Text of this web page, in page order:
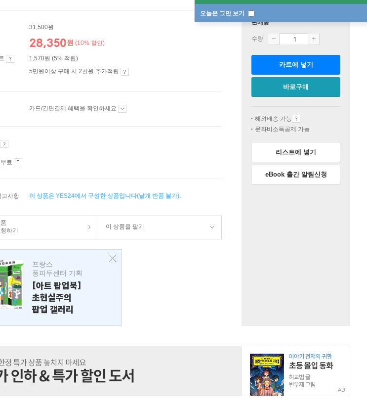
오늘은 그만 보기
31,500원
28,350원 (10% 할인)
1,570원 (5% 적립)
5만원이상 구매 시 2천원 추가적립
카드/간편결제 혜택을 확인하세요
료
고사항 이 상품은 YES24에서 구성한 상품입니다(낱개 반품 불가).
하기
이 상품을 팔기
프랑스
퐁피두센터 기획
[아트 팝업북]
초현실주의
팝업 갤러리
판매중
수량
카트에 넣기
바로구매
해외배송 가능
문화비소득공제 가능
리스트에 넣기
eBook 출간 알림신청
AD